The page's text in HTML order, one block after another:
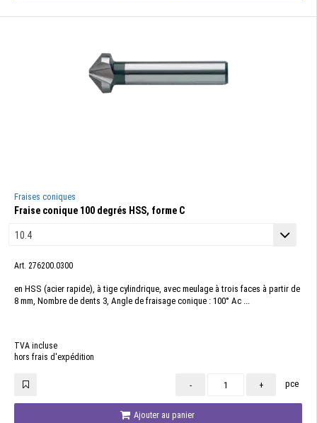
Fraises coniques
Fraise conique 100 degrés HSS, forme C
Art. 276200.0300
en HSS (acier rapide), à tige cylindrique, avec meulage à trois faces à partir de
8 mm, Nombre de dents 3, Angle de fraisage conique : 100° Ac ...
TVA incluse
hors frais d'expédition
- + pce
Ajouter au panier